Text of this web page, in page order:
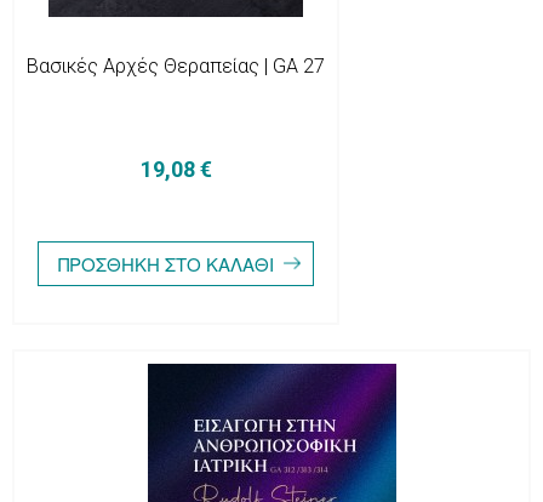
Βασικές Αρχές Θεραπείας | GA 27
19,08 €